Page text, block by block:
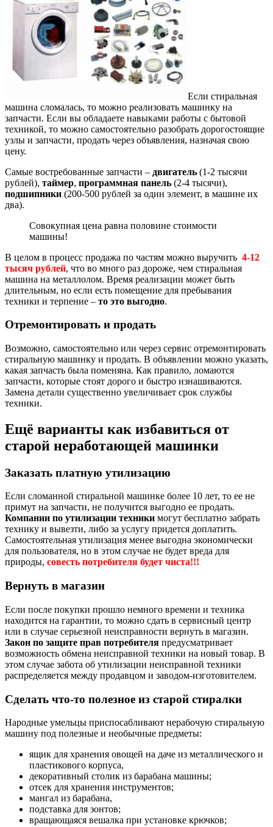
Если стиральная
машина сломалась, то можно реализовать машинку на
запчасти. Если вы обладаете навыками работы с бытовой
техникой, то можно самостоятельно разобрать дорогостоящие
узлы и запчасти, продать через объявления, назначая свою
цену.
Самые востребованные запчасти – двигатель (1-2 тысячи
рублей), таймер, программная панель (2-4 тысячи),
подшипники (200-500 рублей за один элемент, в машине их
два).
Совокупная цена равна половине стоимости
машины!
В целом в процесс продажа по частям можно выручить 4-12
тысяч рублей, что во много раз дороже, чем стиральная
машина на металлолом. Время реализации может быть
длительным, но если есть помещение для пребывания
техники и терпение – то это выгодно.
Отремонтировать и продать
Возможно, самостоятельно или через сервис отремонтировать
стиральную машинку и продать. В объявлении можно указать,
какая запчасть была поменяна. Как правило, ломаются
запчасти, которые стоят дорого и быстро изнашиваются.
Замена детали существенно увеличивает срок службы
техники.
Ещё варианты как избавиться от
старой неработающей машинки
Заказать платную утилизацию
Если сломанной стиральной машинке более 10 лет, то ее не
примут на запчасти, не получится выгодно ее продать.
Компании по утилизации техники могут бесплатно забрать
технику и вывезти, либо за услугу придется доплатить.
Самостоятельная утилизация менее выгодна экономически
для пользователя, но в этом случае не будет вреда для
природы, совесть потребителя будет чиста!!!
Вернуть в магазин
Если после покупки прошло немного времени и техника
находится на гарантии, то можно сдать в сервисный центр
или в случае серьезной неисправности вернуть в магазин.
Закон по защите прав потребителя предусматривает
возможность обмена неисправной техники на новый товар. В
этом случае забота об утилизации неисправной техники
распределяется между продавцом и заводом-изготовителем.
Сделать что-то полезное из старой стиралки
Народные умельцы приспосабливают нерабочую стиральную
машину под полезные и необычные предметы:
ящик для хранения овощей на даче из металлического и
пластикового корпуса,
декоративный столик из барабана машины;
отсек для хранения инструментов;
мангал из барабана,
подставка для зонтов;
вращающаяся вешалка при установке крючков;